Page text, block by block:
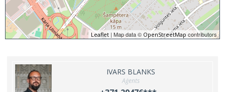
Leaflet | Map data © OpenStreetMap contributors
IVARS BLANKS
Aģents